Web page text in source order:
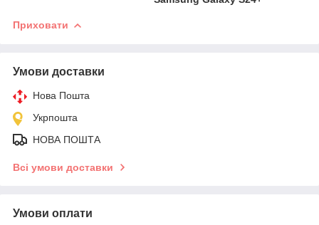
Приховати
Умови доставки
Нова Пошта
Укрпошта
НОВА ПОШТА
Всі умови доставки
Умови оплати